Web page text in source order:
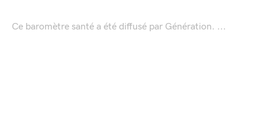
Ce baromètre santé a été diffusé par Génération. ...